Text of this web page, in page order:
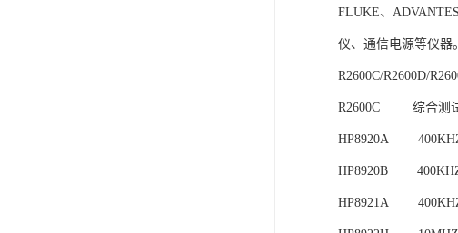
FLUKE、
仪、通信电源等仪器。
R2600C/R2600D/
R2600C 综合测
HP8920A
HP8920B
HP8921A